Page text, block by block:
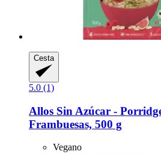
Cesta
5.0 (1)
Allos Sin Azúcar -​
Frambuesas, 500 g
Vegano